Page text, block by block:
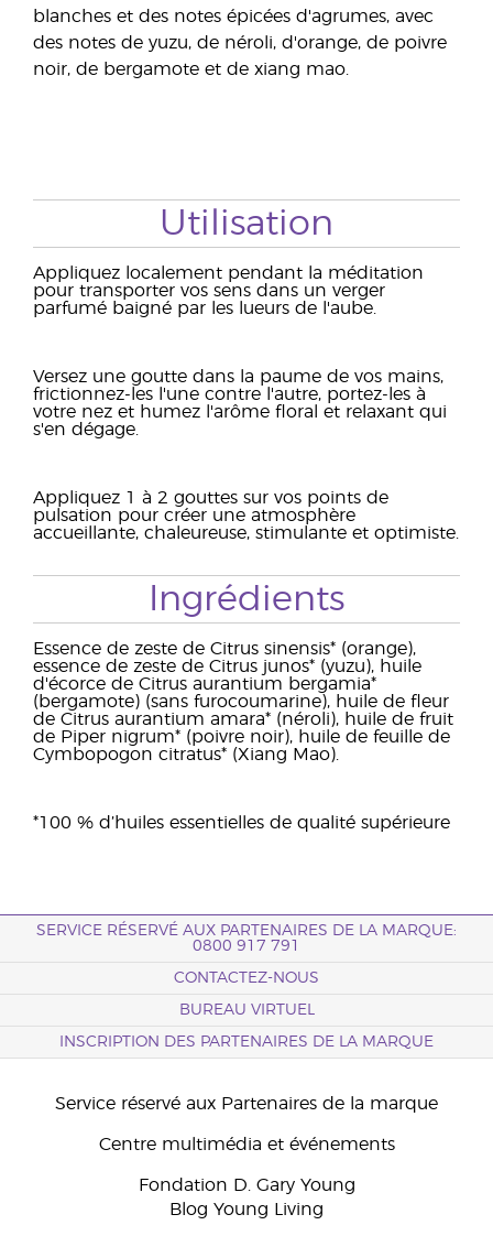
blanches et des notes épicées d'agrumes, avec
des notes de yuzu, de néroli, d'orange, de poivre
noir, de bergamote et de xiang mao.
Utilisation
Appliquez localement pendant la méditation
pour transporter vos sens dans un verger
parfumé baigné par les lueurs de l'aube.
Versez une goutte dans la paume de vos mains,
frictionnez-les l'une contre l'autre, portez-les à
votre nez et humez l'arôme floral et relaxant qui
s'en dégage.
Appliquez 1 à 2 gouttes sur vos points de
pulsation pour créer une atmosphère
accueillante, chaleureuse, stimulante et optimiste.
Ingrédients
Essence de zeste de Citrus sinensis* (orange),
essence de zeste de Citrus junos* (yuzu), huile
d'écorce de Citrus aurantium bergamia*
(bergamote) (sans furocoumarine), huile de fleur
de Citrus aurantium amara* (néroli), huile de fruit
de Piper nigrum* (poivre noir), huile de feuille de
Cymbopogon citratus* (Xiang Mao).
*100 % d’huiles essentielles de qualité supérieure
SERVICE RÉSERVÉ AUX PARTENAIRES DE LA MARQUE:
0800 917 791
CONTACTEZ-NOUS
BUREAU VIRTUEL
INSCRIPTION DES PARTENAIRES DE LA MARQUE
Service réservé aux Partenaires de la marque
Centre multimédia et événements
Fondation D. Gary Young
Blog Young Living